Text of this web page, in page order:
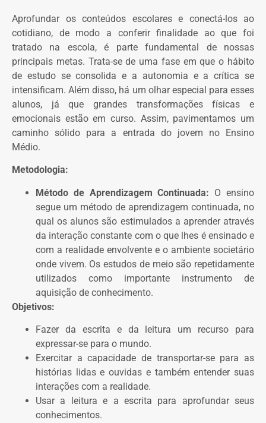
Aprofundar os conteúdos escolares e conectá-los ao
cotidiano, de modo a conferir finalidade ao que foi
tratado na escola, é parte fundamental de nossas
principais metas. Trata-se de uma fase em que o hábito
de estudo se consolida e a autonomia e a crítica se
intensificam. Além disso, há um olhar especial para esses
alunos, já que grandes transformações físicas e
emocionais estão em curso. Assim, pavimentamos um
caminho sólido para a entrada do jovem no Ensino
Médio.
Metodologia:
Método de Aprendizagem Continuada: O ensino
segue um método de aprendizagem continuada, no
qual os alunos são estimulados a aprender através
da interação constante com o que lhes é ensinado e
com a realidade envolvente e o ambiente societário
onde vivem. Os estudos de meio são repetidamente
utilizados como importante instrumento de
aquisição de conhecimento.
Objetivos:
Fazer da escrita e da leitura um recurso para
expressar-se para o mundo.
Exercitar a capacidade de transportar-se para as
histórias lidas e ouvidas e também entender suas
interações com a realidade.
Usar a leitura e a escrita para aprofundar seus
conhecimentos.